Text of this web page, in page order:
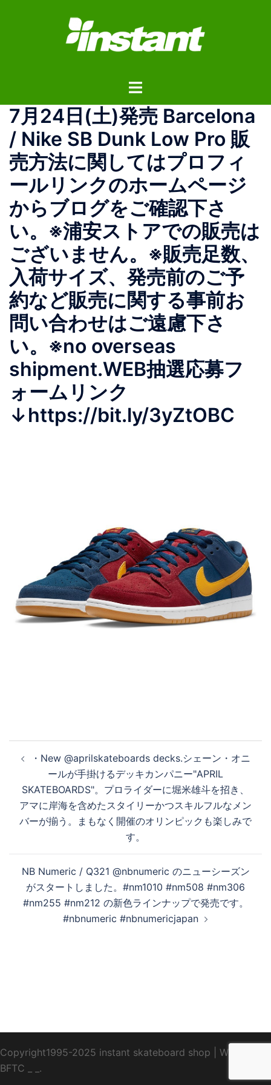
ス
ト
ル
メ
ニ
ュ
ー
7月24日(土)発売 Barcelona
/ Nike SB Dunk Low Pro 販
売方法に関してはプロフィ
ールリンクのホームページ
からブログをご確認下さ
い。※浦安ストアでの販売は
ございません。※販売足数、
入荷サイズ、発売前のご予
約など販売に関する事前お
問い合わせはご遠慮下さ
い。※no overseas
shipment.WEB抽選応募フ
ォームリンク
↓https://bit.ly/3yZtOBC
稿
ナ
ビ
ゲ
シ
ョ
・New @aprilskateboards decks.シェーン・オニ
ールが手掛けるデッキカンパニー"APRIL
SKATEBOARDS"。プロライダーに堀米雄斗を招き、
アマに岸海を含めたスタイリーかつスキルフルなメン
バーが揃う。まもなく開催のオリンピックも楽しみで
す。
NB Numeric / Q321 @nbnumeric のニューシーズン
がスタートしました。#nm1010 #nm508 #nm306
#nm255 #nm212 の新色ラインナップで発売です。
#nbnumeric #nbnumericjapan
Copyright1995-2025 instant skateboard shop
WebDesign
BFTC _ _.